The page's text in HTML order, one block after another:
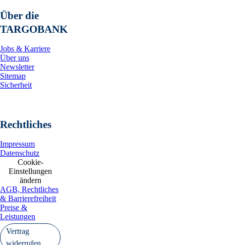
Über die
TARGOBANK
Jobs & Karriere
Über uns
Newsletter
Sitemap
Sicherheit
Rechtliches
Impressum
Datenschutz
Cookie-
Einstellungen
ändern
AGB, Rechtliches
& Barrierefreiheit
Preise &
Leistungen
Vertrag